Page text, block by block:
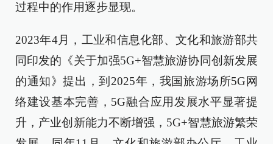
过程中的作用逐步显现。
2023年4月，工业和信息化部、文化和旅游部共
同印发的《关于加强5G+智慧旅游协同创新发展
的通知》提出，到2025年，我国旅游场所5G网
络建设基本完善，5G融合应用发展水平显著提
升，产业创新能力不断增强，5G+智慧旅游繁荣